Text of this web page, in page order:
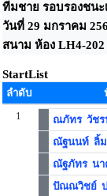
ทีมชาย รอบรองชนะ
วันที่ 29 มกราคม
สนาม ห้อง LH4-
StartList
ลำดับ
1
ณภัทร วัชร
ณัฐนนท์ ลิ้ม
ณัฐภัทร นา
ปัณณวิชย์